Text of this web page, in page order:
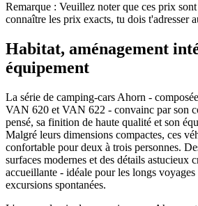
Remarque : Veuillez noter que ces prix
connaître les prix exacts, tu dois t'adresser
Habitat, aménagement
équipement
La série de camping-cars Ahorn -
VAN 620 et VAN 622 - convainc par son
pensé, sa finition de haute qualité et son
Malgré leurs dimensions compactes, ces
confortable pour deux à trois personnes.
surfaces modernes et des détails astucieux
accueillante - idéale pour les longs
excursions spontanées.